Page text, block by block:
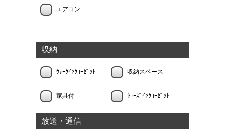
エアコン
収納
ｳｫｰｸｲﾝｸﾛｰｾﾞｯﾄ 収納スペース
家具付 ｼｭｰｽﾞｲﾝｸﾛｰｾﾞｯﾄ
放送・通信